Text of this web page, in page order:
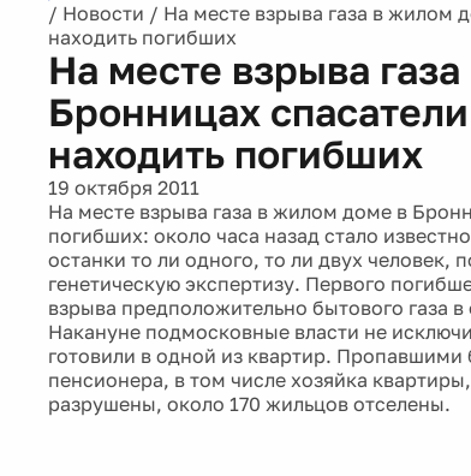
/ Новости / На месте взрыва газа в жилом
находить погибших
На месте взрыва
Бронницах
находить погибших
19 октября 2011
На месте взрыва газа в жилом доме в
погибших: около часа назад стало
останки то ли одного, то ли двух человек,
генетическую экспертизу. Первого
взрыва предположительно бытового газа
Накануне подмосковные власти не
готовили в одной из квартир. Пропавшими
пенсионера, в том числе хозяйка
разрушены, около 170 жильцов отселены.